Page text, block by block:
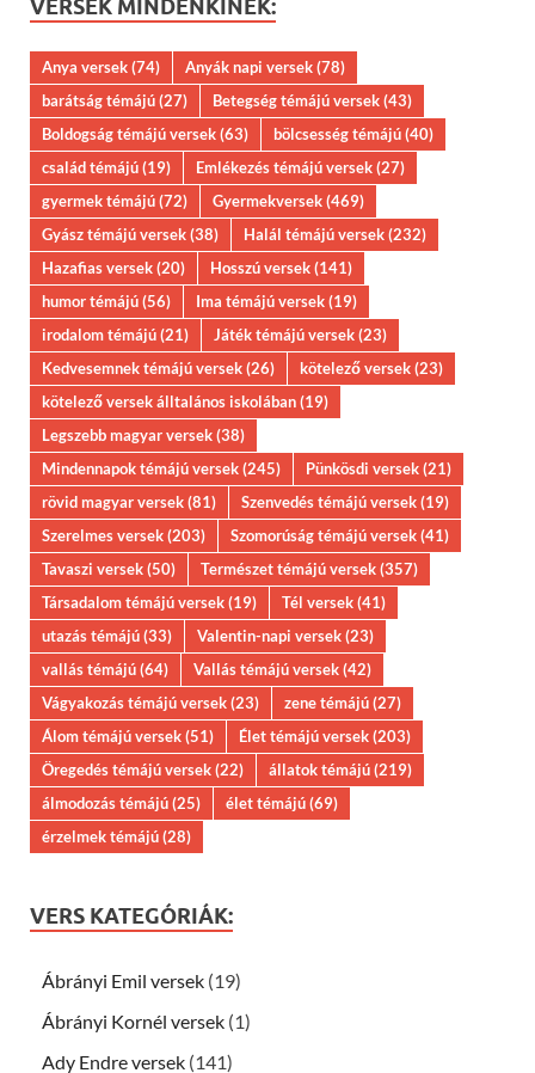
VERSEK MINDENKINEK:
Anya versek(74) Anyák napi versek(78)
barátság témájú(27) Betegség témájú versek(43)
Boldogság témájú versek(63) bölcsesség témájú(40)
család témájú(19) Emlékezés témájú versek(27)
gyermek témájú(72) Gyermekversek(469)
Gyász témájú versek(38) Halál témájú versek(232)
Hazafias versek(20) Hosszú versek(141)
humor témájú(56) Ima témájú versek(19)
irodalom témájú(21) Játék témájú versek(23)
Kedvesemnek témájú versek(26) kötelező versek(23)
kötelező versek álltalános iskolában(19)
Legszebb magyar versek(38)
Mindennapok témájú versek(245) Pünkösdi versek(21)
rövid magyar versek(81) Szenvedés témájú versek(19)
Szerelmes versek(203) Szomorúság témájú versek(41)
Tavaszi versek(50) Természet témájú versek(357)
Társadalom témájú versek(19) Tél versek(41)
utazás témájú(33) Valentin-napi versek(23)
vallás témájú(64) Vallás témájú versek(42)
Vágyakozás témájú versek(23) zene témájú(27)
Álom témájú versek(51) Élet témájú versek(203)
Öregedés témájú versek(22) állatok témájú(219)
álmodozás témájú(25) élet témájú(69)
érzelmek témájú(28)
VERS KATEGÓRIÁK:
Ábrányi Emil versek (19)
Ábrányi Kornél versek (1)
Ady Endre versek (141)